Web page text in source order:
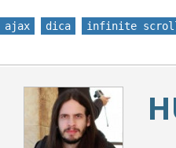
ajax dica infinite